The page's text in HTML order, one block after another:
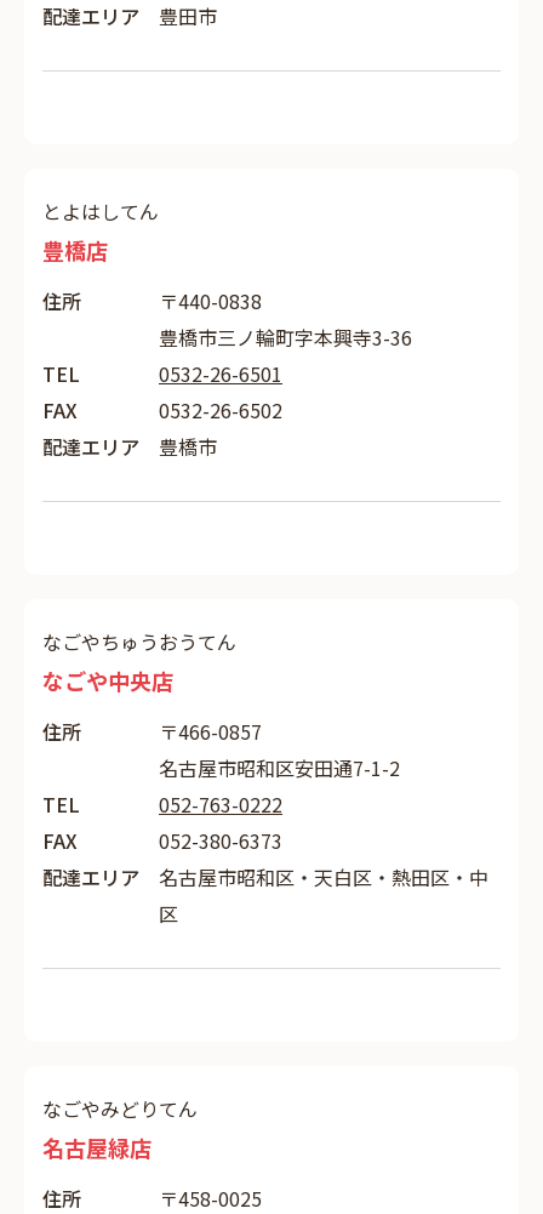
配達エリア
豊田市
とよはしてん
豊橋店
住所
〒440-0838
豊橋市三ノ輪町字本興寺3-36
TEL
0532-26-6501
FAX
0532-26-6502
配達エリア
豊橋市
なごやちゅうおうてん
なごや中央店
住所
〒466-0857
名古屋市昭和区安田通7-1-2
TEL
052-763-0222
FAX
052-380-6373
配達エリア
名古屋市昭和区・天白区・熱田区・中
区
なごやみどりてん
名古屋緑店
住所 〒458-0025